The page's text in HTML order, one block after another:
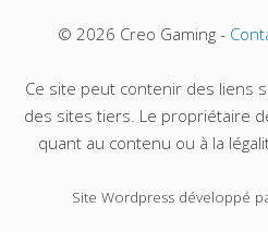
© 2026 Creo Gaming -
Ce site peut contenir des liens
des sites tiers. Le propriétaire
quant au contenu ou à la
Site Wordpress développé